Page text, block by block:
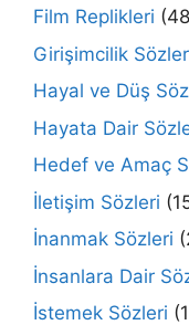
Film Replikleri
Girişimcilik
Hayal ve Düş
Hayata Dair
Hedef ve Amaç
İletişim Sözleri
İnanmak Sözleri
İnsanlara Dair
İstemek Sözleri